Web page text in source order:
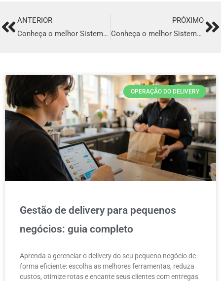
PrevANTERIOR
Conheça o melhor Sistema para Delivery em Salto
PRÓXIMO
Conheça o melhor Sistema para Delivery em Guarapari
OPERAÇÃO DO DELIVERY
Gestão de delivery para pequenos
negócios: guia completo
Aprenda a gerenciar o delivery do seu pequeno negócio de
forma eficiente: escolha as melhores ferramentas, reduza
custos, otimize rotas e encante seus clientes com entregas